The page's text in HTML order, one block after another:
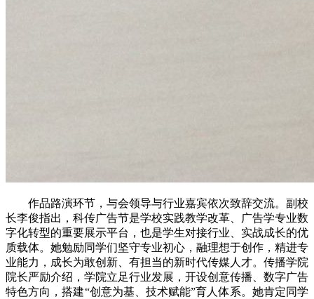
作品路演环节，与会领导与行业嘉宾依次致辞交流。副校
长李俊指出，科传广告节是学校实践教学改革、广告学专业数
字化转型的重要展示平台，也是学生对接行业、实战成长的优
质载体。她勉励同学们坚守专业初心，融理想于创作，精进专
业能力，成长为敢创新、有担当的新时代传媒人才。传播学院
院长严励介绍，学院立足行业发展，开设创意传播、数字广告
特色方向，搭建“创意为基、技术赋能”育人体系。她肯定同学